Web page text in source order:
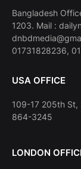
Bangladesh
1203. Mail :
01731828236,
USA OFFICE
109-17 205th St,
864-3245
LONDON